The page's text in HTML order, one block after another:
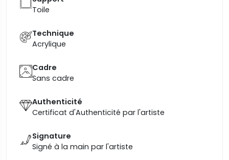
Toile
Technique
Acrylique
Cadre
Sans cadre
Authenticité
Certificat d'Authenticité par l'artiste
Signature
Signé à la main par l'artiste